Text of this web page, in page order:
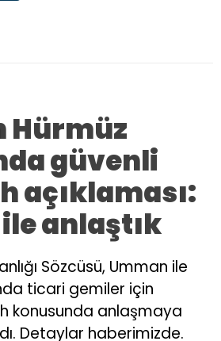
Hürmüz
güvenli
açıklaması:
anlaştık
Sözcüsü, Umman ile
ticari gemiler için
konusunda anlaşmaya
Detaylar haberimizde.